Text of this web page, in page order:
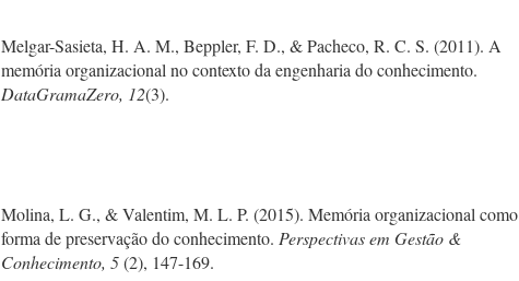
Melgar-Sasieta, H. A. M., Beppler, F. D., & Pacheco, R. C. S. (2011). A
memória organizacional no contexto da engenharia do conhecimento.
DataGramaZero, 12(3).
Molina, L. G., & Valentim, M. L. P. (2015). Memória organizacional como
forma de preservação do conhecimento.Perspectivas em Gestão &
Conhecimento, 5(2), 147-169.